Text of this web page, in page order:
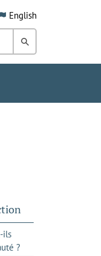
English
Rechercher
dans
Grand
ils
?